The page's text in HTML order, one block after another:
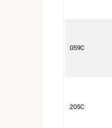
059С
205С